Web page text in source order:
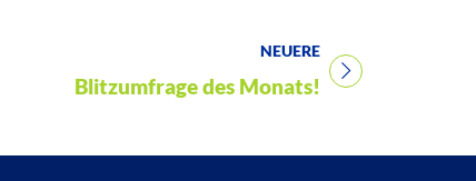
NEUERE
Titel für Beitrag
Blitzumfrage des Monats!